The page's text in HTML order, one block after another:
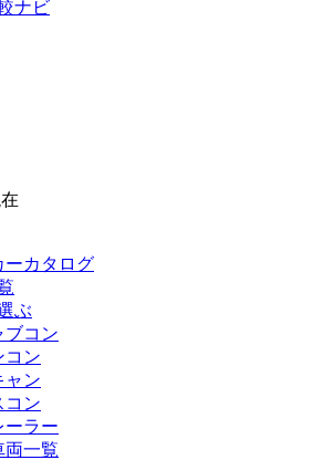
ナビ
ーカタログ
ぶ
ブコン
コン
ャン
コン
ーラー
両一覧